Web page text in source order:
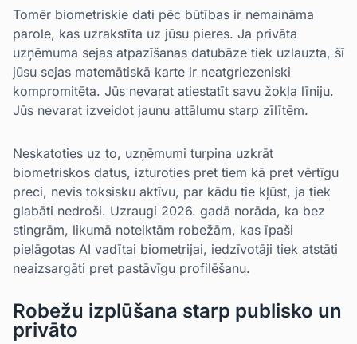
Tomēr biometriskie dati pēc būtības ir nemaināma
parole, kas uzrakstīta uz jūsu pieres. Ja privāta
uzņēmuma sejas atpazīšanas datubāze tiek uzlauzta, šī
jūsu sejas matemātiskā karte ir neatgriezeniski
kompromitēta. Jūs nevarat atiestatīt savu žokļa līniju.
Jūs nevarat izveidot jaunu attālumu starp zīlītēm.
Neskatoties uz to, uzņēmumi turpina uzkrāt
biometriskos datus, izturoties pret tiem kā pret vērtīgu
preci, nevis toksisku aktīvu, par kādu tie kļūst, ja tiek
glabāti nedroši. Uzraugi 2026. gadā norāda, ka bez
stingrām, likumā noteiktām robežām, kas īpaši
pielāgotas AI vadītai biometrijai, iedzīvotāji tiek atstāti
neaizsargāti pret pastāvīgu profilēšanu.
Robežu izplūšana starp publisko un
privāto